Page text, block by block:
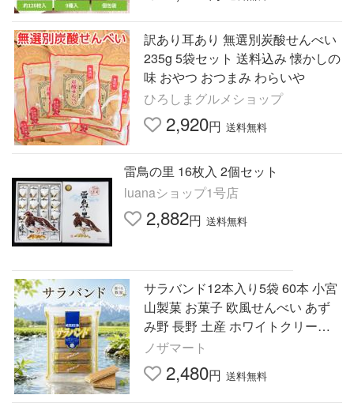
訳あり耳あり 無選別炭酸せんべい
235g 5袋セット 送料込み 懐かしの
味 おやつ おつまみ わらいや
ひろしまグルメショップ
2,920円 送料無料
雷鳥の里 16枚入 2個セット
luanaショップ1号店
2,882円 送料無料
サラバンド12本入り5袋 60本 小宮
山製菓 お菓子 欧風せんべい あず
み野 長野 土産 ホワイトクリーム
サンド 信州 おやつ
ノザマート
2,480円 送料無料